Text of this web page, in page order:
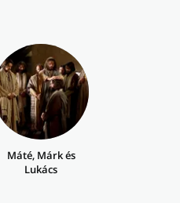
Máté, Márk és
Lukács